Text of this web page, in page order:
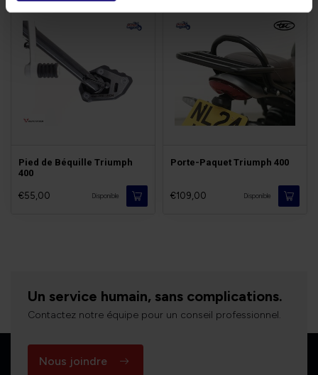
Pied de Béquille Triumph
400
€55,00 Disponible
Porte-Paquet Triumph 400
€109,00 Disponible
Un service humain, sans complications.
Contactez notre équipe pour un conseil professionnel.
Nous joindre